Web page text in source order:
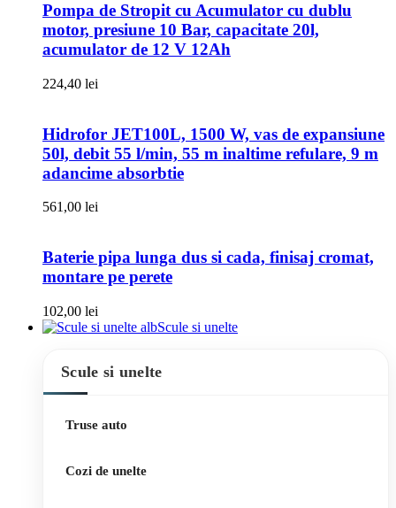
Pompa de Stropit cu Acumulator cu dublu
motor, presiune 10 Bar, capacitate 20l,
acumulator de 12 V 12Ah
224,40 lei
Hidrofor JET100L, 1500 W, vas de expansiune
50l, debit 55 l/min, 55 m inaltime refulare, 9 m
adancime absorbtie
561,00 lei
Baterie pipa lunga dus si cada, finisaj cromat,
montare pe perete
102,00 lei
Scule si unelte
Scule si unelte
Truse auto
Cozi de unelte